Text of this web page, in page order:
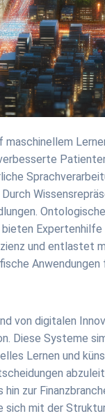
maschinellem
Durch
bieten
und entlastet
von digitalen
Diese Systeme
Lernen und
hin zur
sich mit der